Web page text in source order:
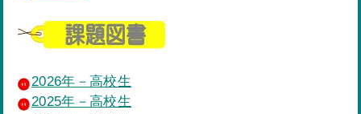
2026年－高校生
2025年－高校生